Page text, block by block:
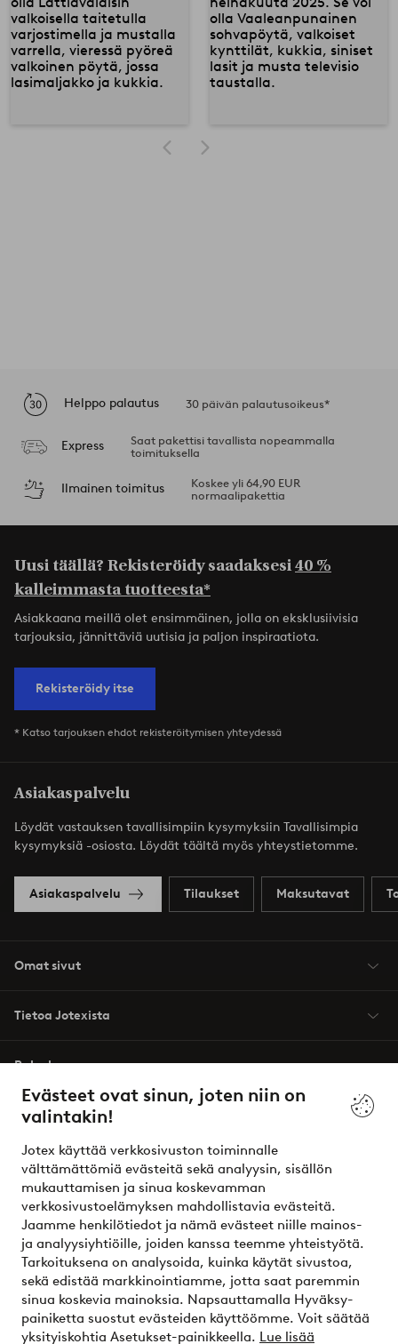
Evästeet ovat sinun, joten niin on
valintakin!
Jotex käyttää verkkosivuston toiminnalle
välttämättömiä evästeitä sekä analyysin, sisällön
mukauttamisen ja sinua koskevamman
verkkosivustoelämyksen mahdollistavia evästeitä.
Jaamme henkilötiedot ja nämä evästeet niille mainos-
ja analyysiyhtiöille, joiden kanssa teemme yhteistyötä.
Tarkoituksena on analysoida, kuinka käytät sivustoa,
sekä edistää markkinointiamme, jotta saat paremmin
sinua koskevia mainoksia. Napsauttamalla Hyväksy-
painiketta suostut evästeiden käyttöömme. Voit säätää
yksityiskohtia Asetukset-painikkeella. Lue lisää
Helppo palautus 30 päivän palautusoikeus*
Express
Saat pakettisi tavallista nopeammalla
toimituksella
Ilmainen toimitus
Koskee yli 64,90 EUR
normaalipakettia
Uusi täällä? Rekisteröidy saadaksesi40 %
kalleimmasta tuotteesta*
Asiakkaana meillä olet ensimmäinen, jolla on eksklusiivisia
tarjouksia, jännittäviä uutisia ja paljon inspiraatiota.
Rekisteröidy itse
* Katso tarjouksen ehdot rekisteröitymisen yhteydessä
Asiakaspalvelu
Löydät vastauksen tavallisimpiin kysymyksiin Tavallisimpia
kysymyksiä -osiosta. Löydät täältä myös yhteystietomme.
Asiakaspalvelu Tilaukset Maksutavat
Omat sivut
Tietoa Jotexista
Palvelumme
Ehdot
Ystävät
Turvalliset maksut – maksa nyt tai erissä
Haluatko tietää lisää maksuvaihtoehdoistamme?
elpy